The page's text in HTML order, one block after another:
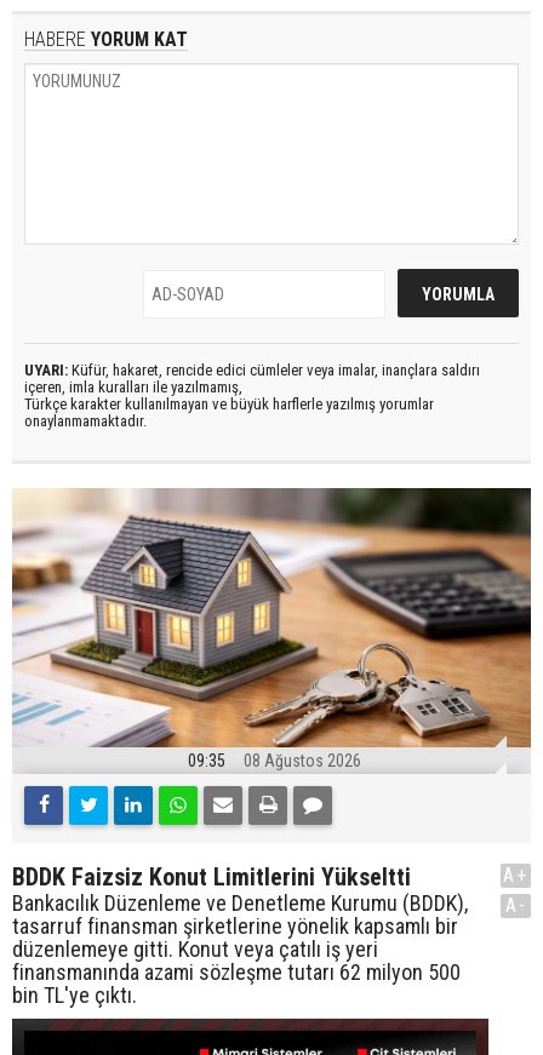
HABERE YORUM KAT
UYARI: Küfür, hakaret, rencide edici cümleler veya imalar, inançlara saldırı
içeren, imla kuralları ile yazılmamış,
Türkçe karakter kullanılmayan ve büyük harflerle yazılmış yorumlar
onaylanmamaktadır.
09:35 08 Ağustos 2026
BDDK Faizsiz Konut Limitlerini Yükseltti
Bankacılık Düzenleme ve Denetleme Kurumu (BDDK),
tasarruf finansman şirketlerine yönelik kapsamlı bir
düzenlemeye gitti. Konut veya çatılı iş yeri
finansmanında azami sözleşme tutarı 62 milyon 500
bin TL'ye çıktı.
A+
A-